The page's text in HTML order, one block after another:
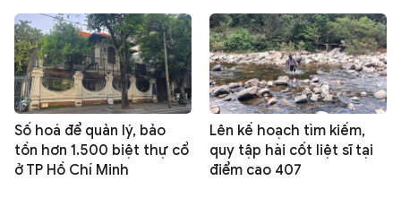
Số hoá để quản lý, bảo
tồn hơn 1.500 biệt thự cổ
ở TP Hồ Chí Minh
Lên kế hoạch tìm kiếm,
quy tập hài cốt liệt sĩ tại
điểm cao 407